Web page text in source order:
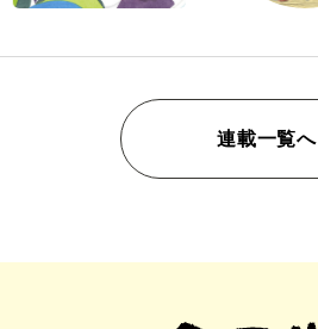
連載一覧へ